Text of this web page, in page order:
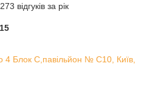
відгуків за рік
4 Блок С,павільйон № С10, Київ,